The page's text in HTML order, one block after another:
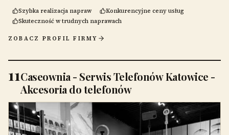
Szybka realizacja napraw
Konkurencyjne ceny usług
Skuteczność w trudnych naprawach
ZOBACZ PROFIL FIRMY
11Caseownia - Serwis Telefonów Katowice -
Akcesoria do telefonów